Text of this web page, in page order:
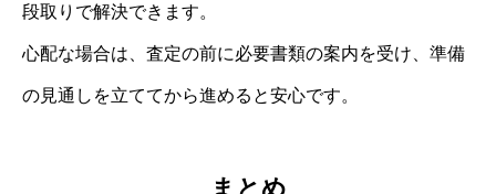
段取りで解決できます。
心配な場合は、査定の前に必要書類の案内を受け、準備
の見通しを立ててから進めると安心です。
まとめ